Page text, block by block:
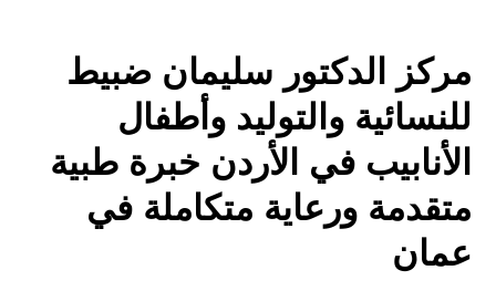
مركز الدكتور سليمان ضبيط
للنسائية والتوليد وأطفال
الأنابيب في الأردن خبرة طبية
متقدمة ورعاية متكاملة في
عمان